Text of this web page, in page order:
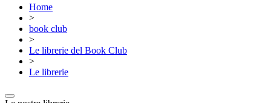
Home
>
book club
>
Le librerie del Book Club
>
Le librerie